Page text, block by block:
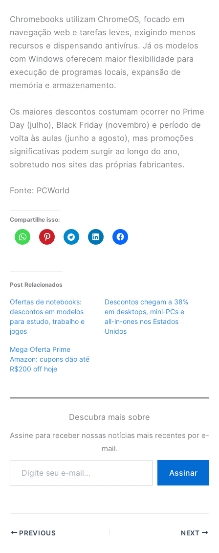
Chromebooks utilizam ChromeOS, focado em
navegação web e tarefas leves, exigindo menos
recursos e dispensando antivírus. Já os modelos
com Windows oferecem maior flexibilidade para
execução de programas locais, expansão de
memória e armazenamento.
Os maiores descontos costumam ocorrer no Prime
Day (julho), Black Friday (novembro) e período de
volta às aulas (junho a agosto), mas promoções
significativas podem surgir ao longo do ano,
sobretudo nos sites das próprias fabricantes.
Fonte: PCWorld
Compartilhe isso:
Post Relacionados
Ofertas de notebooks:
descontos em modelos
para estudo, trabalho e
jogos
Descontos chegam a 38%
em desktops, mini-PCs e
all-in-ones nos Estados
Unidos
Mega Oferta Prime
Amazon: cupons dão até
R$200 off hoje
Descubra mais sobre
Assine para receber nossas notícias mais recentes por e-
mail.
e-
Assinar
PREVIOUS NEXT